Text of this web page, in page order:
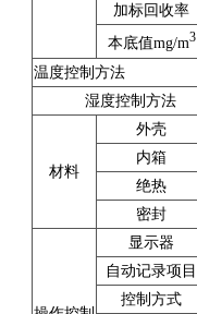
加标回收率
本底值mg/m3
温度控制方法
湿度控制方法
材料
外壳
内箱
绝热
密封
显示器
自动记录项目
控制方式